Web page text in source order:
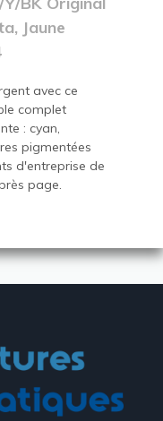
Jaune
avec ce
complet
: cyan,
pigmentées
d'entreprise de
page.